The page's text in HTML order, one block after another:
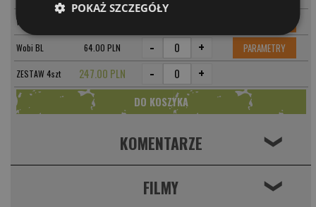
Wobi SI
Wobi BL 64.00 PLN - + PARAMETRY
ZESTAW 4szt 247.00 PLN - +
KOMENTARZE ❮
FILMY ❮
POKAŻ SZCZEGÓŁY